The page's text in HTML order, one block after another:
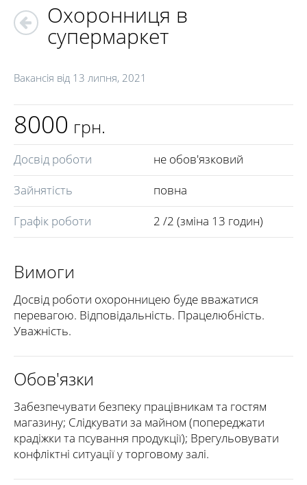
Охоронниця в
супермаркет
Вакансія від 13 липня, 2021
8000 грн.
Досвід роботи
не обов'язковий
Зайнятість
повна
Графік роботи
2 /2 (зміна 13 годин)
Вимоги
Досвід роботи охоронницею буде вважатися
перевагою. Відповідальність. Працелюбність.
Уважність.
Обов'язки
Забезпечувати безпеку працівникам та гостям
магазину; Слідкувати за майном (попереджати
крадіжки та псування продукції); Врегульовувати
конфліктні ситуації у торговому залі.